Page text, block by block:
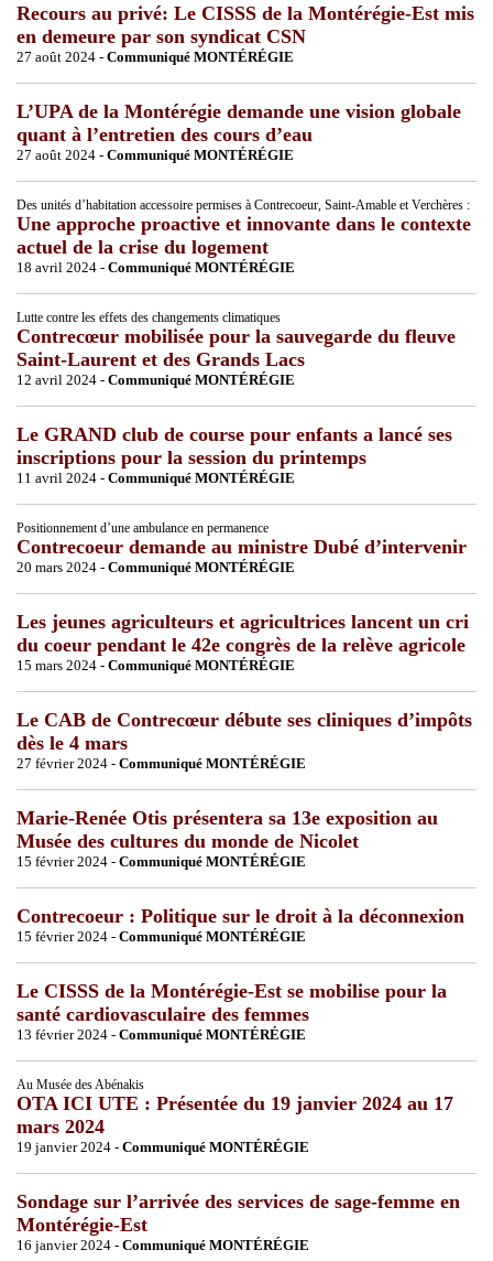
Recours au privé: Le CISSS de la Montérégie-Est mis
en demeure par son syndicat CSN
27 août 2024 - Communiqué MONTÉRÉGIE
L’UPA de la Montérégie demande une vision globale
quant à l’entretien des cours d’eau
27 août 2024 - Communiqué MONTÉRÉGIE
Des unités d’habitation accessoire permises à Contrecoeur, Saint-Amable et Verchères :
Une approche proactive et innovante dans le contexte
actuel de la crise du logement
18 avril 2024 - Communiqué MONTÉRÉGIE
Lutte contre les effets des changements climatiques
Contrecœur mobilisée pour la sauvegarde du fleuve
Saint-Laurent et des Grands Lacs
12 avril 2024 - Communiqué MONTÉRÉGIE
Le GRAND club de course pour enfants a lancé ses
inscriptions pour la session du printemps
11 avril 2024 - Communiqué MONTÉRÉGIE
Positionnement d’une ambulance en permanence
Contrecoeur demande au ministre Dubé d’intervenir
20 mars 2024 - Communiqué MONTÉRÉGIE
Les jeunes agriculteurs et agricultrices lancent un cri
du coeur pendant le 42e congrès de la relève agricole
15 mars 2024 - Communiqué MONTÉRÉGIE
Le CAB de Contrecœur débute ses cliniques d’impôts
dès le 4 mars
27 février 2024 - Communiqué MONTÉRÉGIE
Marie-Renée Otis présentera sa 13e exposition au
Musée des cultures du monde de Nicolet
15 février 2024 - Communiqué MONTÉRÉGIE
Contrecoeur : Politique sur le droit à la déconnexion
15 février 2024 - Communiqué MONTÉRÉGIE
Le CISSS de la Montérégie-Est se mobilise pour la
santé cardiovasculaire des femmes
13 février 2024 - Communiqué MONTÉRÉGIE
Au Musée des Abénakis
OTA ICI UTE : Présentée du 19 janvier 2024 au 17
mars 2024
19 janvier 2024 - Communiqué MONTÉRÉGIE
Sondage sur l’arrivée des services de sage-femme en
Montérégie-Est
16 janvier 2024 - Communiqué MONTÉRÉGIE